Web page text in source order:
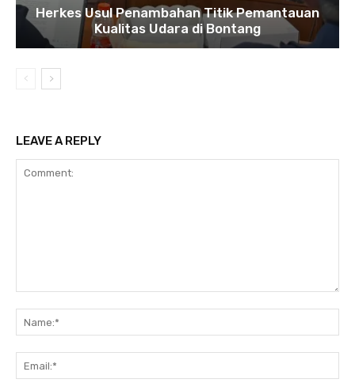
Herkes Usul Penambahan Titik Pemantauan
Kualitas Udara di Bontang
LEAVE A REPLY